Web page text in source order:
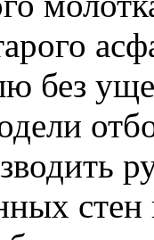
без
стен